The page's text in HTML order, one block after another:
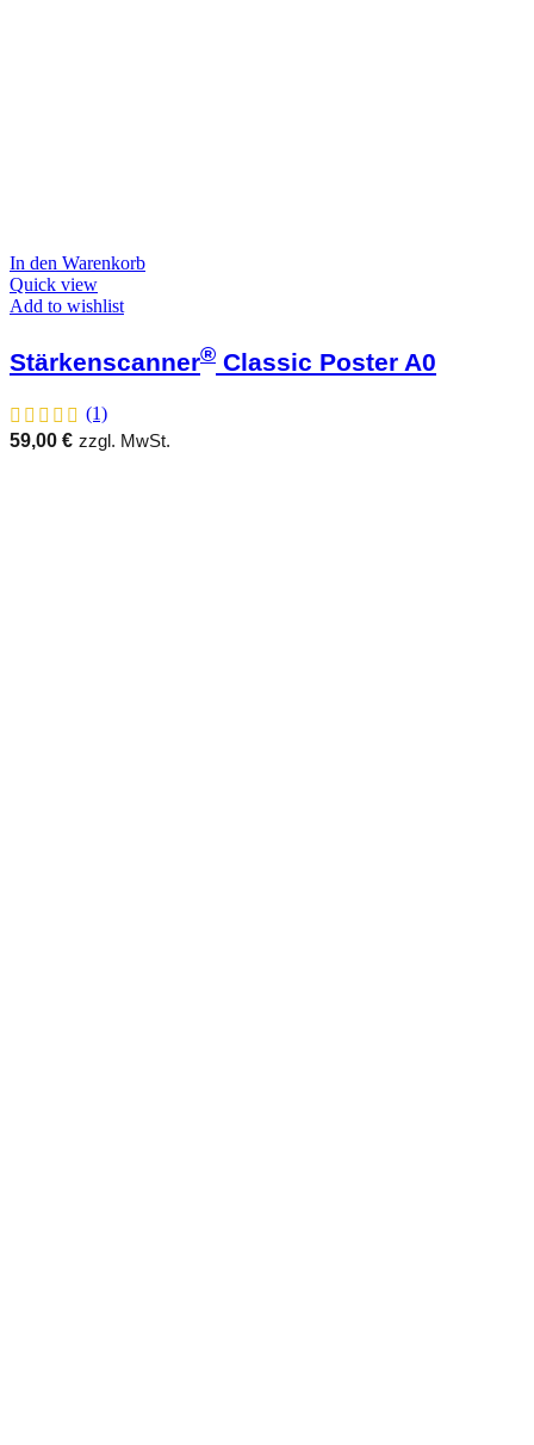
In den Warenkorb
Quick view
Add to wishlist
Stärkenscanner® Classic Poster A0
(1)
59,00 € zzgl. MwSt.